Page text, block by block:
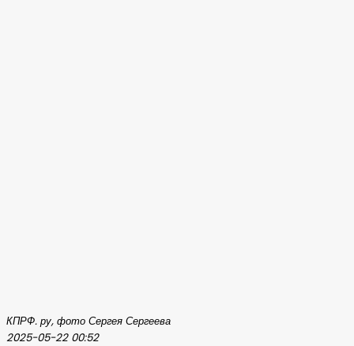
КПРФ. ру, фото Сергея Сергеева
2025-05-22 00:52